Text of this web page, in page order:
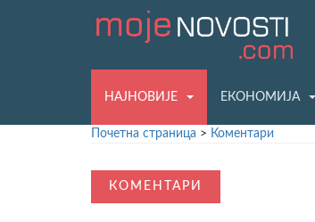
НАЈНОВИЈЕ ЕКОНОМИЈА
Почетна страница > Коментари
КОМЕНТАРИ